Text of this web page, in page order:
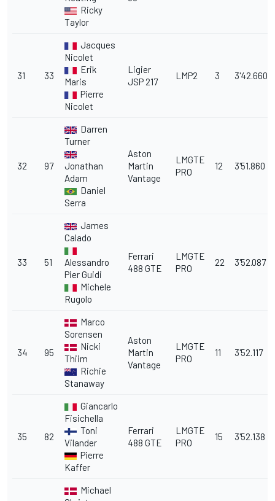
Ricky
Taylor
31 33
Jacques
Nicolet
Erik
Maris
Pierre
Nicolet
Ligier
JSP 217
LMP2 3 3'42.660
32 97
Darren
Turner
Jonathan
Adam
Daniel
Serra
Aston
Martin
Vantage
LMGTE
PRO
12 3'51.860
33 51
James
Calado
Alessandro
Pier Guidi
Michele
Rugolo
Ferrari
488 GTE
LMGTE
PRO
22 3'52.087
34 95
Marco
Sorensen
Nicki
Thiim
Richie
Stanaway
Aston
Martin
Vantage
LMGTE
PRO
11 3'52.117
35 82
Giancarlo
Fisichella
Toni
Vilander
Pierre
Kaffer
Ferrari
488 GTE
LMGTE
PRO
15 3'52.138
Michael